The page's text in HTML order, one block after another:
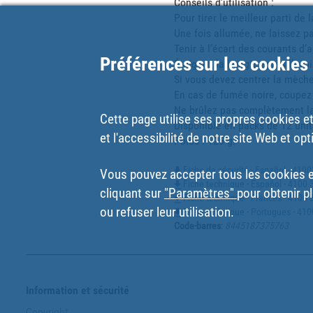
Tenir à l’écart des courants
Éteignez la bougie après
Si vous devez centrer la
Disponible en packs de 12
Poids : 125 g.
Fiche de sécurité - Español -
Fiche technique - Español - 4100
Fiche technique - Francés - 4100
Fiche technique - Portugues -
Préférences sur les cookies
Cette page utilise ses propres cookies
et l'accessibilité de notre site Web et
Vous pouvez accepter tous les cookies
cliquant sur "Paramètres" pour obtenir
ou refuser leur utilisation.